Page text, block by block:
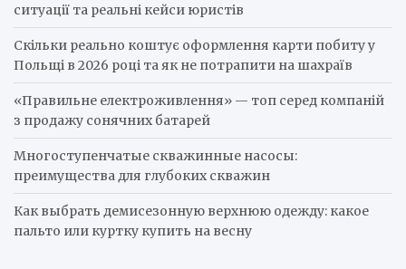
ситуації та реальні кейси юристів
Скільки реально коштує оформлення карти побиту у
Польщі в 2026 році та як не потрапити на шахраїв
«Правильне електроживлення» — топ серед компаній
з продажу сонячних батарей
Многоступенчатые скважинные насосы:
преимущества для глубоких скважин
Как выбрать демисезонную верхнюю одежду: какое
пальто или куртку купить на весну